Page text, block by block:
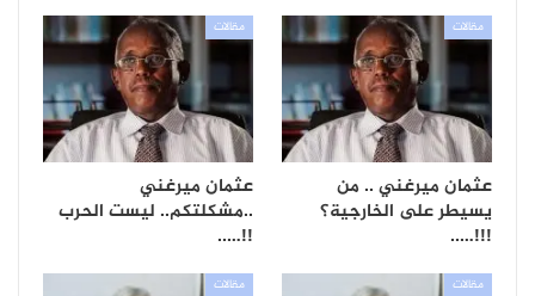
مقالات
عثمان ميرغني .. من
يسيطر على الخارجية؟
!!!…..
مقالات
عثمان ميرغني
..مشكلتكم.. ليست الحرب
!!…..
مقالات مقالات